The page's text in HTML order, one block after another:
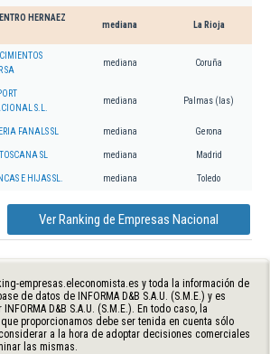
HERNAEZ
mediana La Rioja
SA
mediana Coruña
S.L.
mediana Palmas (las)
FANALS SL mediana Gerona
SL mediana Madrid
E HIJAS SL. mediana Toledo
Ver Ranking de Empresas Nacional
empresas.eleconomista.es y toda la información de
de datos de INFORMA D&B S.A.U. (S.M.E.) y es
D&B S.A.U. (S.M.E.). En todo caso, la
proporcionamos debe ser tenida en cuenta sólo
a la hora de adoptar decisiones comerciales
las mismas.